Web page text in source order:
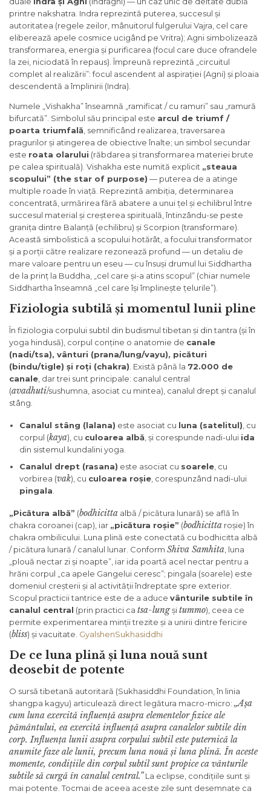
printre nakshatra. Indra reprezintă puterea, succesul și
autoritatea (regele zeilor, mânuitorul fulgerului Vajra, cel care
eliberează apele cosmice ucigând pe Vritra); Agni simbolizează
transformarea, energia și purificarea (focul care duce ofrandele
la zei, niciodată în repaus). Împreună reprezintă „circuitul
complet al realizării”: focul ascendent al aspirației (Agni) și ploaia
descendentă a împlinirii (Indra).
Numele „Vishakha” înseamnă „ramificat / cu ramuri” sau „ramură
bifurcată”. Simbolul său principal este arcul de triumf /
poarta triumfală , semnificând realizarea, traversarea
pragurilor și atingerea de obiective înalte; un simbol secundar
este roata olarului (răbdarea și transformarea materiei brute
pe calea spirituală). Vishakha este numită explicit „steaua
scopului” (the star of purpose) — puterea de a atinge
multiple roade în viață. Reprezintă ambiția, determinarea
concentrată, urmărirea fără abatere a unui țel și echilibrul între
succesul material și creșterea spirituală, întinzându-se peste
granița dintre Balanță (echilibru) și Scorpion (transformare).
Această simbolistică a scopului hotărât, a focului transformator
și a porții către realizare rezonează profund — un detaliu de
mare valoare pentru un eseu — cu însuși drumul lui Siddhartha
de la prinț la Buddha, „cel care și-a atins scopul” (chiar numele
Siddhartha înseamnă „cel care își împlinește țelurile”).
Fiziologia subtilă și momentul lunii pline
În fiziologia corpului subtil din budismul tibetan și din tantra (și în
yoga hindusă), corpul conține o anatomie de canale
(nadi/tsa), vânturi (prana/lung/vayu), picături
(bindu/tigle) și roți (chakra) . Există până la 72.000 de
canale , dar trei sunt principale: canalul central
(avadhuti/sushumna, asociat cu mintea), canalul drept și canalul
stâng.
Canalul stâng (lalana) este asociat cu luna (satelitul) , cu
corpul (kaya), cu culoarea albă , și corespunde nadi-ului ida
din sistemul kundalini yoga.
Canalul drept (rasana) este asociat cu soarele, cu
vorbirea (vak), cu culoarea roșie, corespunzând nadi-ului
pingala
„Picătura albă” (bodhicitta albă / picătura lunară) se află în
chakra coroanei (cap), iar „picătura roșie” (bodhicitta roșie) în
chakra ombilicului. Luna plină este conectată cu bodhicitta albă
/ picătura lunară / canalul lunar. Conform Shiva Samhita , luna
„plouă nectar zi și noapte”, iar ida poartă acel nectar pentru a
hrăni corpul „ca apele Gangelui ceresc”; pingala (soarele) este
domeniul creșterii și al activității îndreptate spre exterior.
Scopul practicii tantrice este de a aduce vânturile subtile în
canalul central (prin practici ca tsa-lungșitummo), ceea ce
permite experimentarea minții trezite și a unirii dintre fericire
(bliss) și vacuitate. GyalshenSukhasiddhi
De ce luna plină și luna nouă sunt
deosebit de potente
O sursă tibetană autoritară (Sukhasiddhi Foundation, în linia
shangpa kagyu) articulează direct legătura macro-micro: „Așa
cum luna exercită influență asupra elementelor fizice ale
pământului, ea exercită influență asupra canalelor subtile din
corp. Influența lunii asupra corpului subtil este puternică la
anumite faze ale lunii, precum luna nouă și luna plină. În aceste
momente, condițiile din corpul subtil sunt propice ca vânturile
subtile să curgă în canalul central.”La eclipse, condițiile sunt și
mai potente. Tocmai de aceea aceste zile sunt desemnate ca